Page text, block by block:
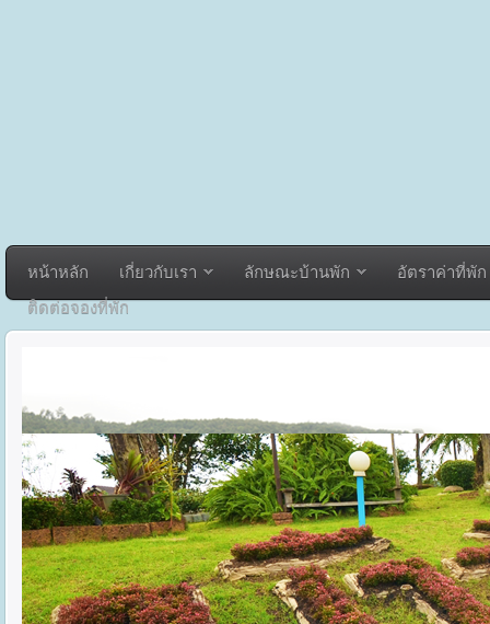
หน้าหลัก เกี่ยวกับเรา ลักษณะบ้านพัก
อัตราค่าที่พัก
ติดต่อจองที่พัก